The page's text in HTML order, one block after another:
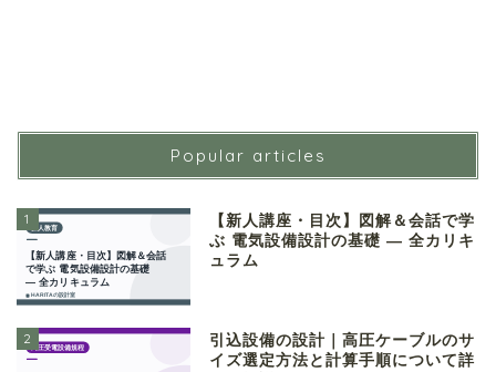
Popular articles
1
【新人講座・目次】図解＆会話で学
ぶ 電気設備設計の基礎 ― 全カリキ
ュラム
2
引込設備の設計｜高圧ケーブルのサ
イズ選定方法と計算手順について詳